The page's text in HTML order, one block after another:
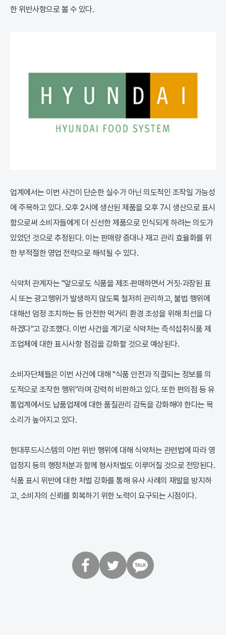
한 위반사항으로 볼 수 있다.
업계에서는 이번 사건이 단순한 실수가 아닌 의도적인 조작일 가능성
에 주목하고 있다. 오후 2시에 생산된 제품을 오후 7시 생산으로 표시
함으로써 소비자들에게 더 신선한 제품으로 인식되게 하려는 의도가
있었던 것으로 추정된다. 이는 판매량 증대나 재고 관리 효율화를 위
한 부적절한 영업 전략으로 해석될 수 있다.
식약처 관계자는 "앞으로도 식품을 제조·판매하면서 거짓·과장된 표
시 또는 광고행위가 발생하지 않도록 철저히 관리하고, 불법 행위에
대해선 엄정 조치하는 등 안전한 먹거리 환경 조성을 위해 최선을 다
하겠다"고 강조했다. 이번 사건을 계기로 식약처는 즉석섭취식품 제
조업체에 대한 표시사항 점검을 강화할 것으로 예상된다.
소비자단체들은 이번 사건에 대해 "식품 안전과 직결되는 정보를 의
도적으로 조작한 행위"라며 강력히 비판하고 있다. 또한 편의점 등 유
통업계에서도 납품업체에 대한 품질관리 감독을 강화해야 한다는 목
소리가 높아지고 있다.
현대푸드시스템의 이번 위반 행위에 대해 식약처는 관련법에 따라 영
업정지 등의 행정처분과 함께 형사처벌도 이루어질 것으로 전망된다.
식품 표시 위반에 대한 처벌 강화를 통해 유사 사례의 재발을 방지하
고, 소비자의 신뢰를 회복하기 위한 노력이 요구되는 시점이다.